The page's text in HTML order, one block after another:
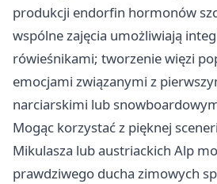
produkcji endorfin hormonów
wspólne zajęcia umożliwiają
rówieśnikami; tworzenie więzi
emocjami związanymi z
narciarskimi lub
Mogąc korzystać z pięknej
Mikulasza lub austriackich Alp
prawdziwego ducha zimowych